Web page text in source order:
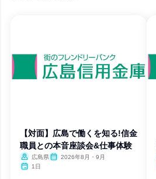
【対面】広島で働くを知る!信金
職員との本音座談会&仕事体験
広島県
2026年8月・9月
1日